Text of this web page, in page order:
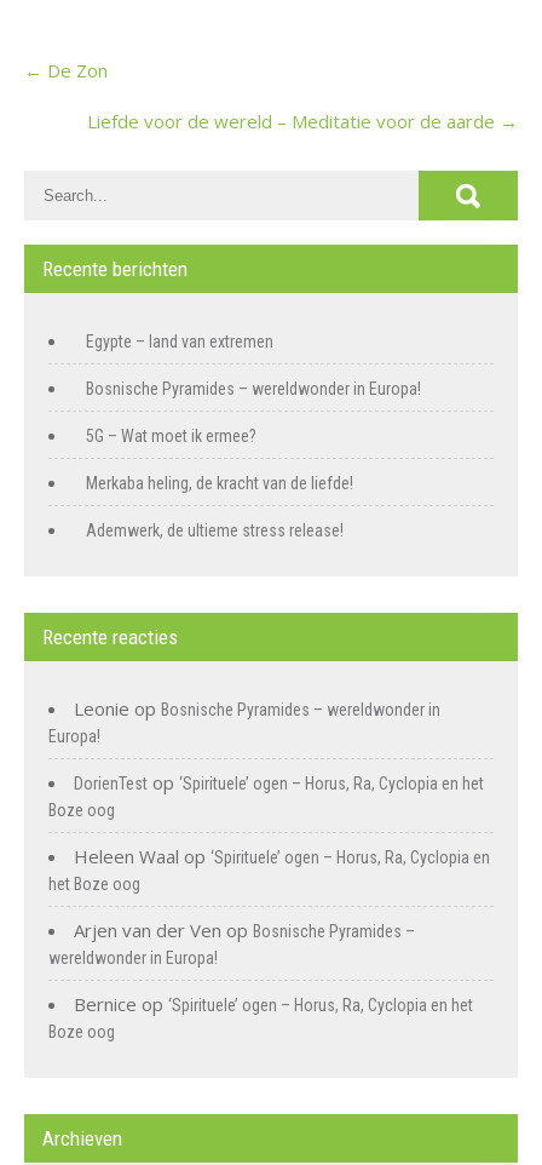
navigation
← De Zon
Liefde voor de wereld – Meditatie voor de aarde →
Recente berichten
Egypte – land van extremen
Bosnische Pyramides – wereldwonder in Europa!
5G – Wat moet ik ermee?
Merkaba heling, de kracht van de liefde!
Ademwerk, de ultieme stress release!
Recente reacties
Leonie op Bosnische Pyramides – wereldwonder in
Europa!
DorienTest op ‘Spirituele’ ogen – Horus, Ra, Cyclopia en het
Boze oog
Heleen Waal op ‘Spirituele’ ogen – Horus, Ra, Cyclopia en
het Boze oog
Arjen van der Ven op Bosnische Pyramides –
wereldwonder in Europa!
Bernice op ‘Spirituele’ ogen – Horus, Ra, Cyclopia en het
Boze oog
Archieven